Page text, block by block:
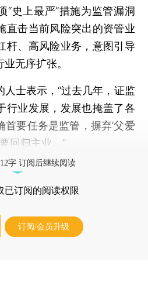
史上最严”措施为监管漏洞
直击当前风险突出的资管业
杆、高风险业务，意图引导
无序扩张。
士表示，“过去几年，证监
行业发展，发展也掩盖了各
要任务是监管，摒弃‘父爱
回归主业。”
字 订阅后继续阅读
已订阅的阅读权限
订阅/会员升级